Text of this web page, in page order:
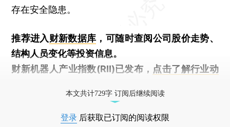
存在安全隐患。
推荐进入财新数据库 ，可随时查阅公司股价走势、
结构人员变化等投资信息。
财新机器人产业指数(RII)已发布， 点击了解行业动
本文共计729字 订阅后继续阅读
登录 后获取已订阅的阅读权限